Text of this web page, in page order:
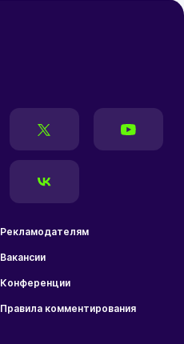
Рекламодателям
Вакансии
Конференции
Правила комментирования